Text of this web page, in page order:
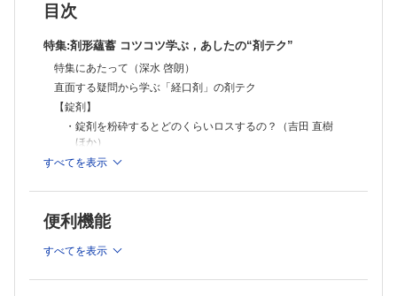
・皮膚外用剤の混合と安定性はどこに注目したらよいの？（山本 佳
久）
・軟膏を基剤で希釈したらその分効力も弱くなる？（山本 佳久）
・液滴分散型軟膏とは？（山本 佳久）
【点眼剤】
・先発医薬品とジェネリック医薬品で，点眼容器に違いはある？（下川
健一）
・ゲル化する点眼剤の特徴は？（山本 佳久）
【坐剤】
・経口剤と坐剤の用量は同一なの？（山本 佳久）
・ネブライザーで使用する溶解液の種類は違っても大丈夫？（坂野 昌
志）
・吸入液どうしを混合しても大丈夫？（坂野 昌志）
・中心静脈栄養（TPN）の側管から脂肪乳剤を投与してもいい？（吉田
目次
特集:剤形蘊蓄 コツコツ学ぶ，あしたの“剤テク”
特集にあたって（深水 啓朗）
直面する疑問から学ぶ「経口剤」の剤テク
【錠剤】
・錠剤を粉砕するとどのくらいロスするの？（吉田 直樹
ほか）
・錠剤に「リン」が入ってるって本当？（安楽 誠 ほ
に違いはあるの？（吉田 直樹 ほか）
・割線のある錠剤なら半錠にできますか？（吉田 直樹 ほ
か）
いいですか？（深水 啓朗）
すべてを表示
便利機能
すべてを表示